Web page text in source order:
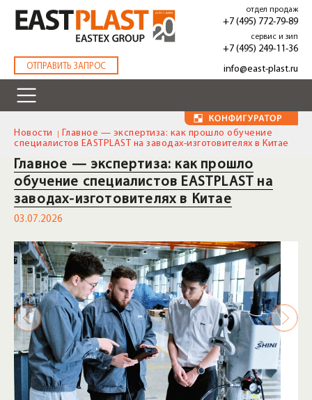
основному
содержанию
ОТПРАВИТЬ ЗАПРОС
отдел продаж
+7 (495) 772-79-89
сервис и зип
+7 (495) 249-11-36
info@east-plast.ru
Новости
Главное — экспертиза: как прошло обучение
специалистов EASTPLAST на заводах-изготовителях в Китае
Главное — экспертиза: как прошло
обучение специалистов EASTPLAST на
заводах-изготовителях в Китае
03.07.2026